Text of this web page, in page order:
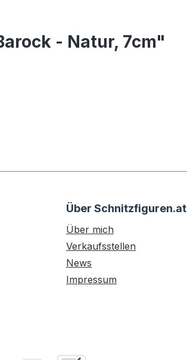
- Natur, 7cm"
Über Schnitzfiguren.at
Über mich
Verkaufsstellen
News
Impressum